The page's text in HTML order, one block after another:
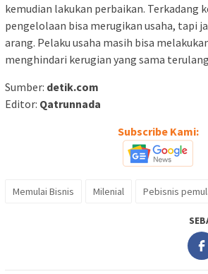
kemudian lakukan perbaikan. Terkadang
pengelolaan bisa merugikan usaha, tapi
arang. Pelaku usaha masih bisa
menghindari kerugian yang sama
Sumber: detik.com
Editor: Qatrunnada
Subscribe Kami:
Memulai Bisnis Milenial Pebisnis